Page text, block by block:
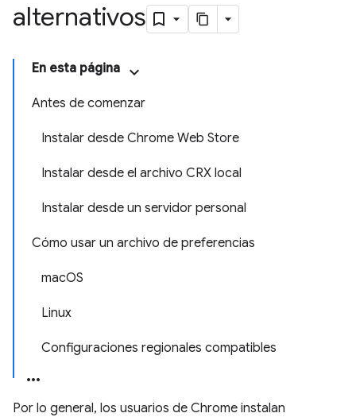
alternativos
En esta página
Antes de comenzar
Instalar desde Chrome Web Store
Instalar desde el archivo CRX local
Instalar desde un servidor personal
Cómo usar un archivo de preferencias
macOS
Linux
Configuraciones regionales compatibles
Por lo general, los usuarios de Chrome instalan